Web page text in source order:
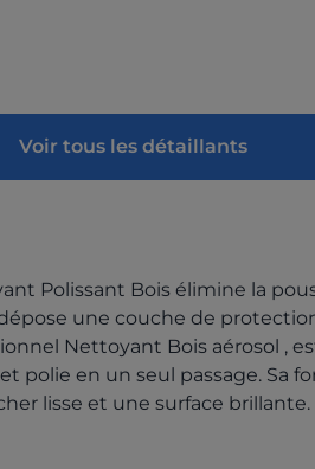
Voir tous les détaillants
Polissant Bois élimine la
une couche de
Nettoyant Bois aérosol ,
polie en un seul passage. Sa
lisse et une surface brillante.